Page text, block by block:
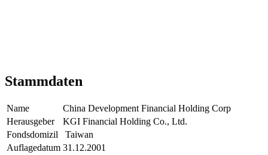
Stammdaten
Name
China Development Financial Holding Corp
Herausgeber
KGI Financial Holding Co., Ltd.
Fondsdomizil
Taiwan
Auflagedatum 31.12.2001